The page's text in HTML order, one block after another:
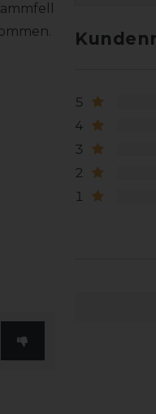
5
4
3
2
1